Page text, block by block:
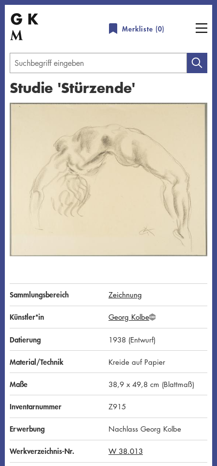
Direkt
zum
Inhalt
Merkliste (0)
Geben
Sie
einen
Suchbegriff
Studie 'Stürzende'
Sammlungsbereich Zeichnung
Künstler*in Georg KolbeG
N
D
Datierung 1938 (Entwurf)
Material/Technik Kreide auf Papier
Maße 38,9 x 49,8 cm (Blattmaß)
Inventarnummer Z915
Erwerbung Nachlass Georg Kolbe
Werkverzeichnis-Nr. W 38.013